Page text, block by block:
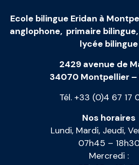
Ecole bilingue Eridan à
anglophone, primaire bilingue,
lycée bilingue
2429 avenue de
34070 Montpellier –
Tél. +33 (0)4 67 17
Nos horaires
Lundi, Mardi, Jeudi,
07h45 –
Mercredi :